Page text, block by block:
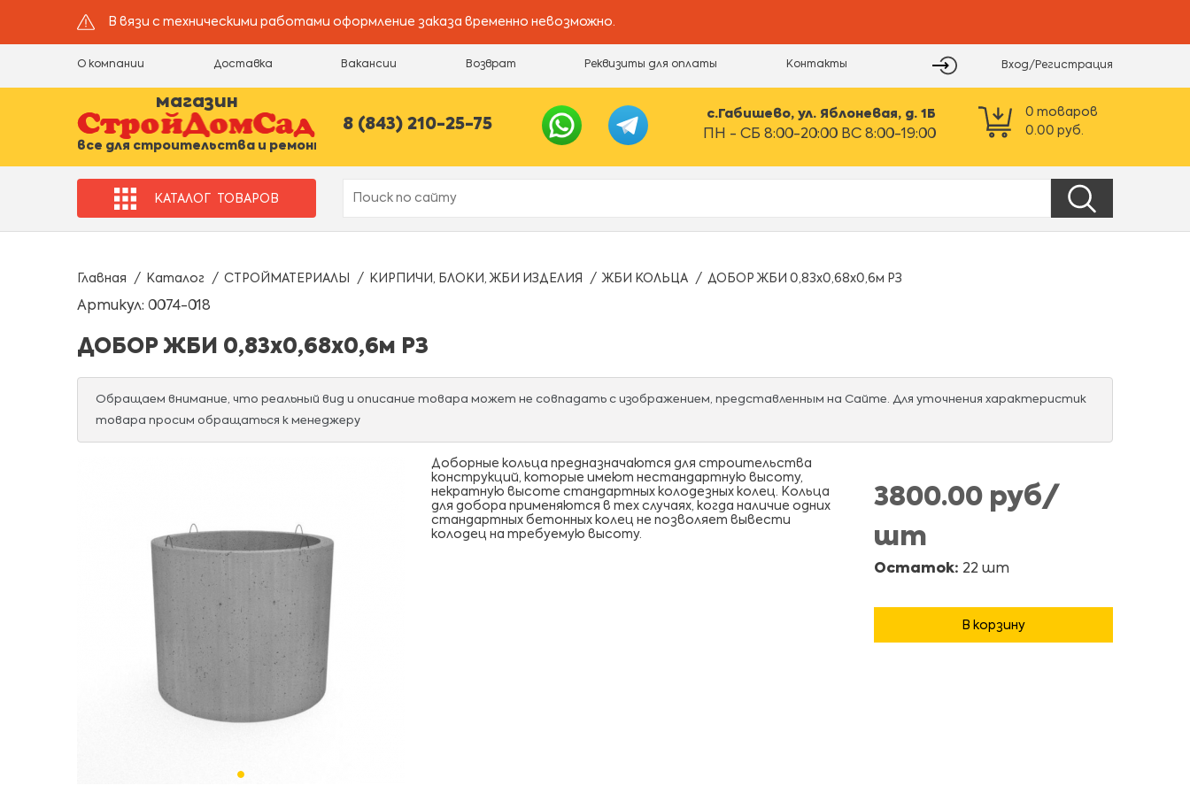
В вязи с техническими работами оформление заказа временно невозможно.
О компании Доставка Вакансии Возврат Реквизиты для оплаты Контакты Вход/Регистрация
магазин
все для строительства и ремонта
8 (843) 210-25-75
с.Габишево, ул. Яблоневая, д. 1Б
ПН - СБ 8:00-20:00 ВС 8:00-19:00
0 товаров
0.00 руб.
КАТАЛОГ ТОВАРОВ
Главная Каталог СТРОЙМАТЕРИАЛЫ КИРПИЧИ, БЛОКИ, ЖБИ ИЗДЕЛИЯ ЖБИ КОЛЬЦА ДОБОР ЖБИ 0,83х0,68х0,6м РЗ
Артикул: 0074-018
ДОБОР ЖБИ 0,83х0,68х0,6м РЗ
Обращаем внимание, что реальный вид и описание товара может не совпадать с изображением, представленным на Сайте. Для уточнения характеристик
товара просим обращаться к менеджеру
Доборные кольца предназначаются для строительства
конструкций, которые имеют нестандартную высоту,
некратную высоте стандартных колодезных колец. Кольца
для добора применяются в тех случаях, когда наличие одних
стандартных бетонных колец не позволяет вывести
колодец на требуемую высоту.
3800.00 руб/
шт
Остаток: 22 шт
В корзину